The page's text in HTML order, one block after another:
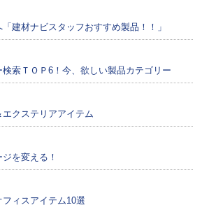
建材ナビスタッフおすすめ製品！！」
検索ＴＯＰ6！今、欲しい製品カテゴリー
クステリアアイテム
を変える！
フィスアイテム10選